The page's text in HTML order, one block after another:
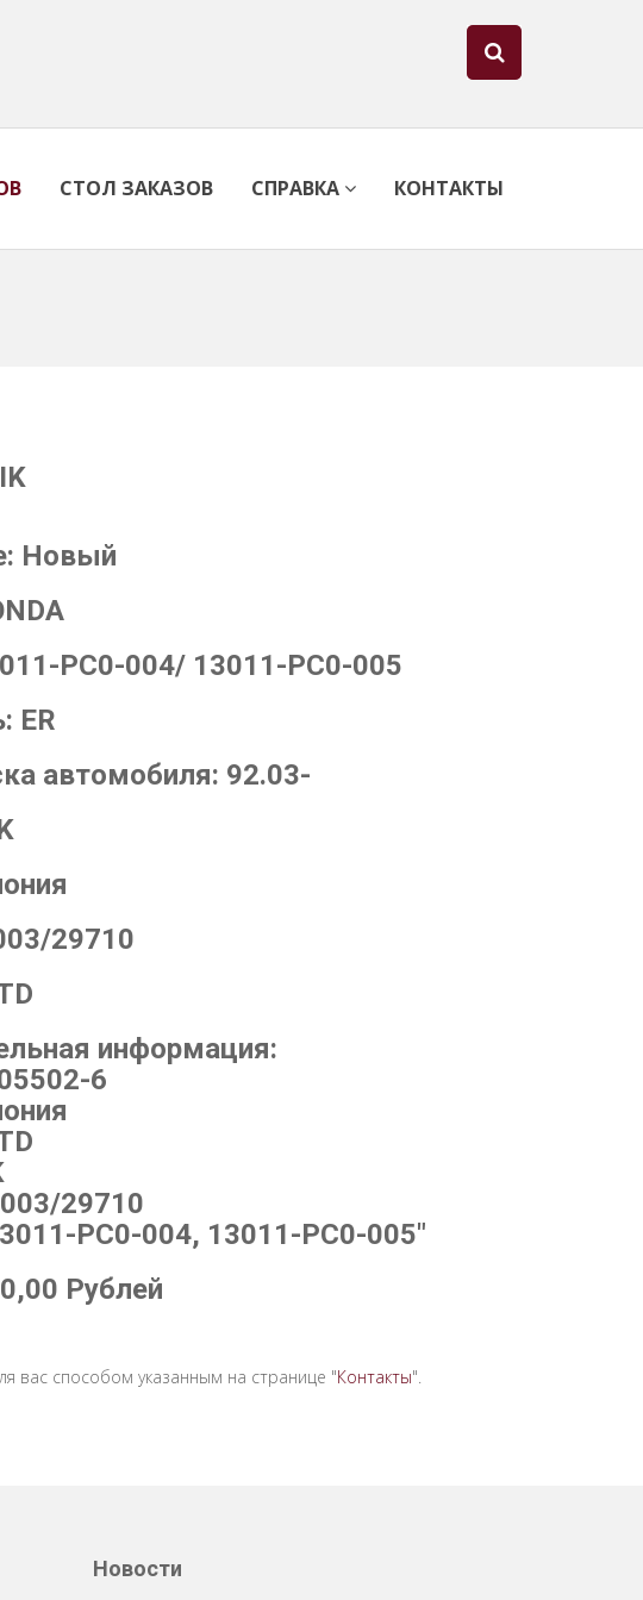
СТОЛ ЗАКАЗОВ СПРАВКА КОНТАКТЫ
Новый
PC0-004/ 13011-PC0-005
ER
автомобиля: 92.03-
29710
информация:
6
29710
PC0-004, 13011-PC0-005"
Рублей
вас способом указанным на странице "Контакты".
Новости